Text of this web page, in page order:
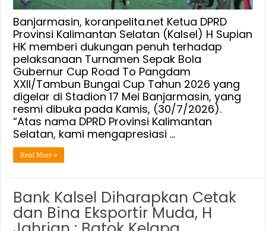
Sebagai
Wadah
Pembinaan
Atlet
Banua
Banjarmasin, koranpelita.net Ketua DPRD
Provinsi Kalimantan Selatan (Kalsel) H Supian
HK memberi dukungan penuh terhadap
pelaksanaan Turnamen Sepak Bola
Gubernur Cup Road To Pangdam
XXII/Tambun Bungai Cup Tahun 2026 yang
digelar di Stadion 17 Mei Banjarmasin, yang
resmi dibuka pada Kamis, (30/7/2026).
“Atas nama DPRD Provinsi Kalimantan
Selatan, kami mengapresiasi …
Read More »
Bank Kalsel Diharapkan Cetak
dan Bina Eksportir Muda, H